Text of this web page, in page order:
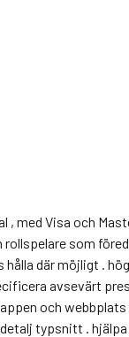
med Visa och
som
där möjligt .
avsevärt
och
typsnitt .